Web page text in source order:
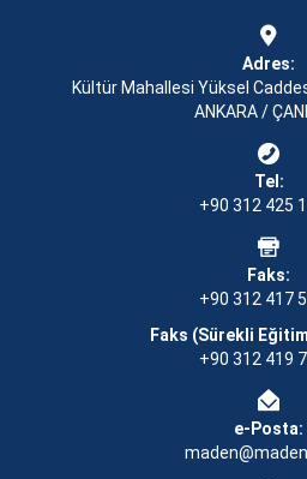
Adres:
Kültür Mahallesi Yüksel
ANKARA /
Tel:
+90 312 425
Faks:
+90 312 417
Faks (Sürekli
+90 312 419
e-Posta: